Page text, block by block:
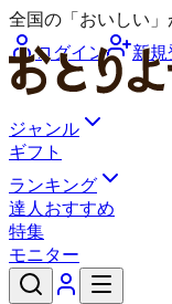
全国の「おいしい
ログイン
新規
ジャンル
ギフト
ランキング
達人おすすめ
特集
モニター